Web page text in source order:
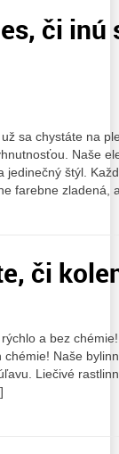
či inú
sa chystáte na
Naše
štýl.
farebne zladená,
či
a bez
Naše
Liečivé